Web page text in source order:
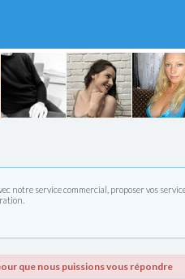
notre service commercial, proposer vos
que nous puissions vous répondre